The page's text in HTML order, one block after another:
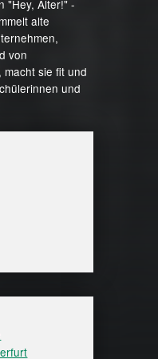
"Hey, Alter!" -
alte
von
sie fit und
und